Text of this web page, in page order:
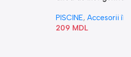
PISCINE, Accesorii
209 MDL